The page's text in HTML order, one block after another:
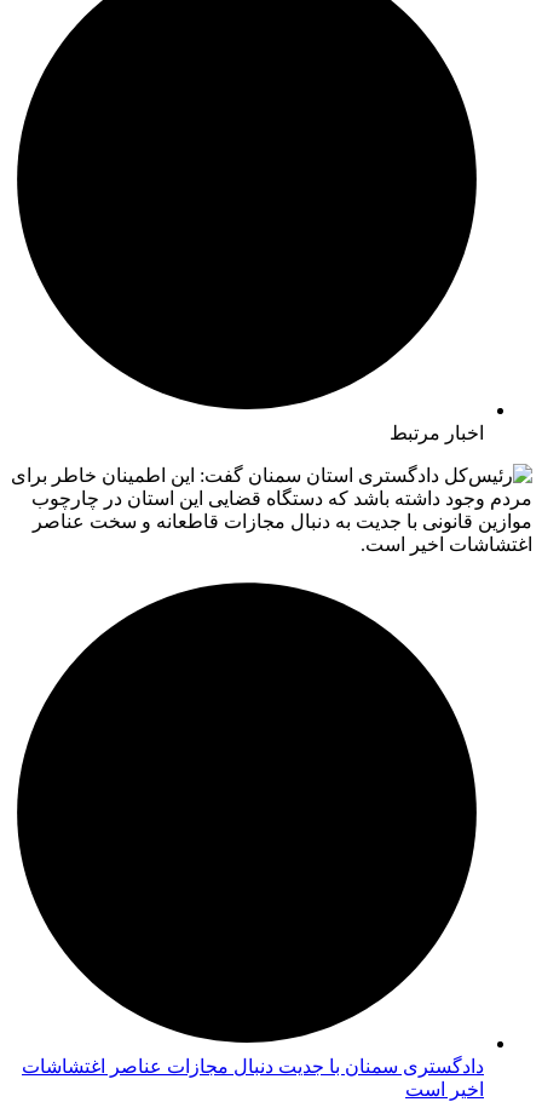
اخبار مرتبط
دادگستری سمنان با جدیت دنبال مجازات عناصر اغتشاشات
اخیر است